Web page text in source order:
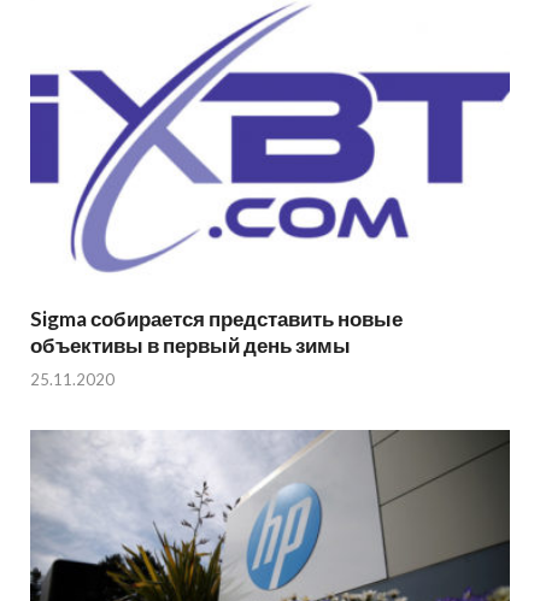
Sigma собирается представить новые
объективы в первый день зимы
25.11.2020